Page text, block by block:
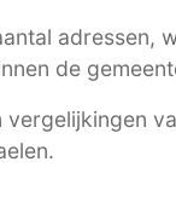
adressen,
de
vergelijkingen